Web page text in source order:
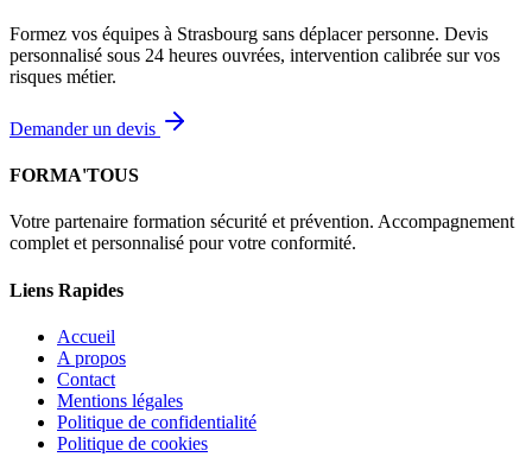
Formez vos équipes à Strasbourg sans déplacer personne. Devis
personnalisé sous 24 heures ouvrées, intervention calibrée sur vos
risques métier.
Demander un devis
FORMA'TOUS
Votre partenaire formation sécurité et prévention. Accompagnement
complet et personnalisé pour votre conformité.
Liens Rapides
Accueil
A propos
Contact
Mentions légales
Politique de confidentialité
Politique de cookies